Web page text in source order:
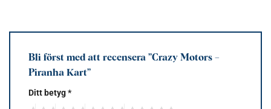
Bli först med att recensera ”Crazy Motors –
Piranha Kart”
Ditt betyg*